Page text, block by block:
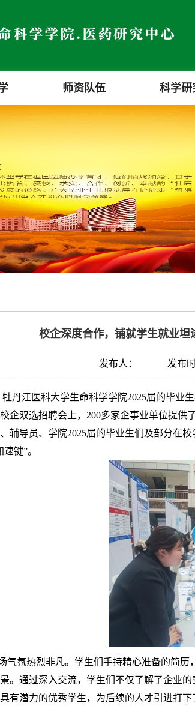
师资队伍 科学研
校企深度合作，铺就学生就业
发布人： 发布
江医科大学生命科学学院2025届的毕业
企双选招聘会上，200多家企事业单位提
辅导员、学院2025届的毕业生们及部分在
键”。
氛热烈非凡。学生们手持精心准备的简历
。通过深入交流，学生们不仅了解了企业
有潜力的优秀学生，为后续的人才引进打